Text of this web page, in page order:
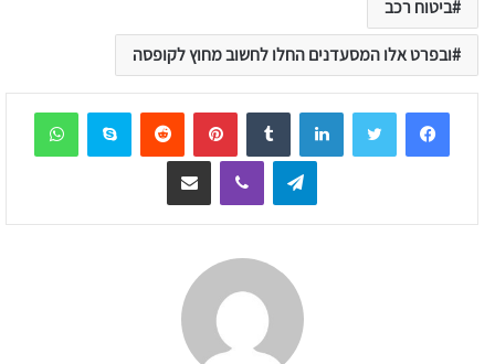
ביטוח רכב
ובפרט אלו המסעדנים החלו לחשוב מחוץ לקופסה
LinkedIn
Tumblr
Pinterest
Reddit
Skype
Telegram
Viber שיתוף דרך המייל